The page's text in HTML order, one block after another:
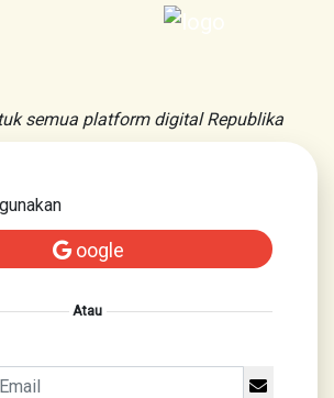
semua platform digital Republika
oogle
Atau